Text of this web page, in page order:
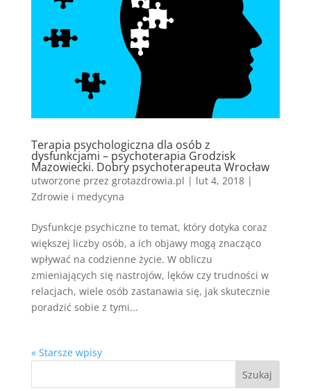
Terapia psychologiczna dla osób z
dysfunkcjami – psychoterapia Grodzisk
Mazowiecki. Dobry psychoterapeuta Wrocław
utworzone przez grotazdrowia.pl | lut 4, 2018|
Zdrowie i medycyna
Dysfunkcje psychiczne to temat, który dotyka coraz
większej liczby osób, a ich objawy mogą znacząco
wpływać na codzienne życie. W obliczu
zmieniających się nastrojów, lęków czy trudności w
relacjach, wiele osób zastanawia się, jak skutecznie
poradzić sobie z tymi...
« Starsze wpisy